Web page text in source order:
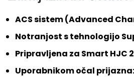
ACS sistem (Advanced
Notranjost s tehnologijo
Pripravljena za Smart HJC
Uporabnikom očal prijazna: